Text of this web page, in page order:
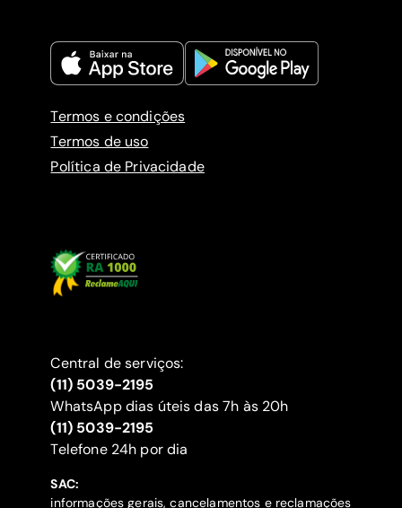
Termos e condições
Termos de uso
Política de Privacidade
Central de serviços:
(11) 5039-2195
WhatsApp dias úteis das 7h às 20h
(11) 5039-2195
‍Telefone 24h por dia
SAC:
informações gerais, cancelamentos e reclamações